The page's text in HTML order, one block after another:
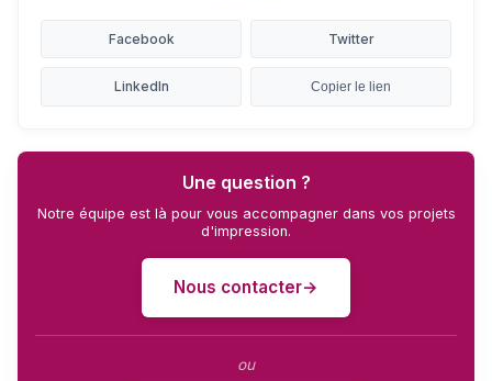
Facebook Twitter
LinkedIn Copier le lien
Une question ?
Notre équipe est là pour vous accompagner dans vos projets
d'impression.
Nous contacter
ou